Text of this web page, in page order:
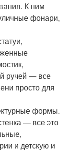
К ним
фонари,
ручей — все
просто для
формы.
— все это
и детскую и